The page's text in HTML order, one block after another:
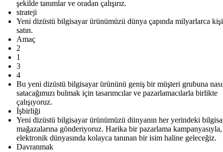
şekilde tanımlar ve oradan çalışırız.
strateji
Yeni dizüstü bilgisayar ürünümüzü dünya çapında milyarlarca
satın.
Amaç
2
1
3
4
Bu yeni dizüstü bilgisayar ürününü geniş bir müşteri grubuna
satacağımızı bulmak için tasarımcılar ve pazarlamacılarla birlikte
çalışıyoruz.
İşbirliği
Yeni dizüstü bilgisayar ürünümüzü dünyanın her yerindeki
mağazalarına gönderiyoruz. Harika bir pazarlama kampanyasıyla,
elektronik dünyasında kolayca tanınan bir isim haline geleceğiz.
Davranmak